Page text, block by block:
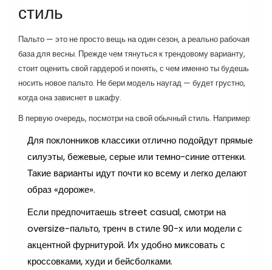
стиль
Пальто — это не просто вещь на один сезон, а реально рабочая
база для весны. Прежде чем тянуться к трендовому варианту,
стоит оценить свой гардероб и понять, с чем именно ты будешь
носить новое пальто. Не бери модель наугад — будет грустно,
когда она зависнет в шкафу.
В первую очередь, посмотри на свой обычный стиль. Например:
Для поклонников классики отлично подойдут прямые
силуэты, бежевые, серые или темно-синие оттенки.
Такие варианты идут почти ко всему и легко делают
образ «дороже».
Если предпочитаешь street casual, смотри на
oversize-пальто, тренч в стиле 90-х или модели с
акцентной фурнитурой. Их удобно миксовать с
кроссовками, худи и бейсболками.